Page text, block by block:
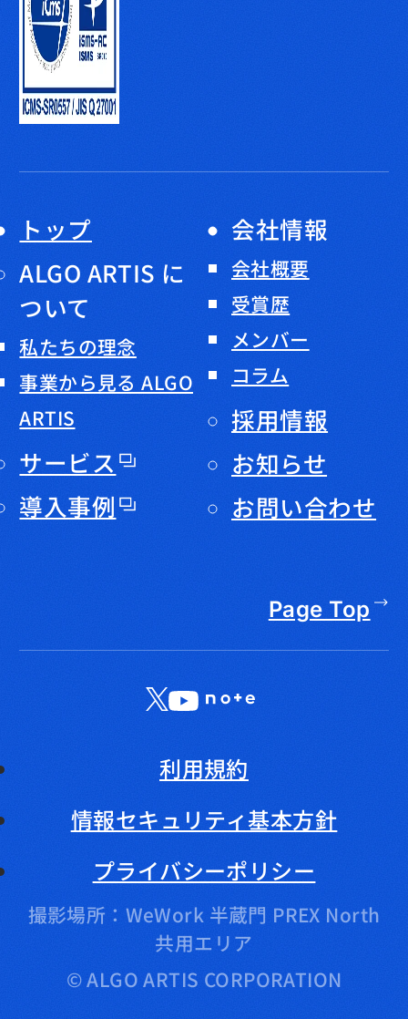
トップ
ALGO ARTIS に
ついて
私たちの理念
事業から見る ALGO
ARTIS
サービス
導入事例
会社情報
会社概要
受賞歴
メンバー
コラム
採用情報
お知らせ
お問い合わせ
Page Top
XLinkedIn
YouTube
利用規約
情報セキュリティ基本方針
プライバシーポリシー
撮影場所：WeWork 半蔵門 PREX North
共用エリア
© ALGO ARTIS CORPORATION